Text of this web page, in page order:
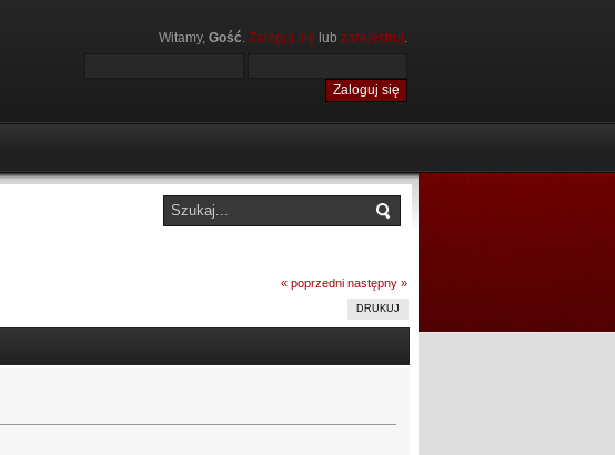
Witamy, Gość. Zaloguj się lub zarejestruj.
« poprzedni następny »
DRUKUJ